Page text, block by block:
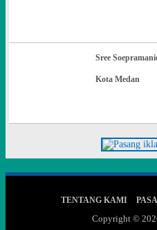
Sree
Kota Medan
TENTANG KAMI
Copyright ©